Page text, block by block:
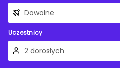
Uczestnicy